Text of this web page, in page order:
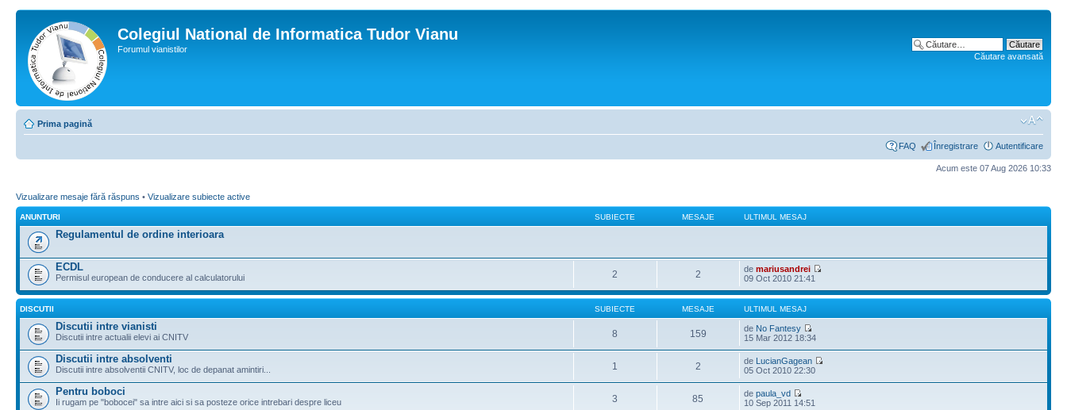
Colegiul National de Informatica Tudor Vianu
Forumul vianistilor
Căutare avansată
Prima pagină
FAQ Înregistrare Autentificare
Acum este 07 Aug 2026 10:33
Vizualizare mesaje fără răspuns • Vizualizare subiecte active
ANUNTURI SUBIECTE MESAJE ULTIMUL MESAJ
Regulamentul de ordine interioara
ECDL
Permisul european de conducere al calculatorului 2 2 demariusandrei
09 Oct 2010 21:41
DISCUTII SUBIECTE MESAJE ULTIMUL MESAJ
Discutii intre vianisti
Discutii intre actualii elevi ai CNITV 8 159 de No Fantesy
15 Mar 2012 18:34
Discutii intre absolventi
Discutii intre absolventii CNITV, loc de depanat amintiri... 1 2 de LucianGagean
05 Oct 2010 22:30
Pentru boboci
Ii rugam pe "bobocei" sa intre aici si sa posteze orice intrebari despre liceu 3 85 depaula_vd
10 Sep 2011 14:51